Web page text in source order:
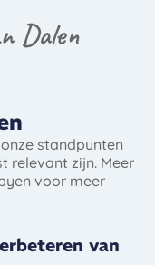
Dalen
standpunten
relevant zijn. Meer
voor meer
van